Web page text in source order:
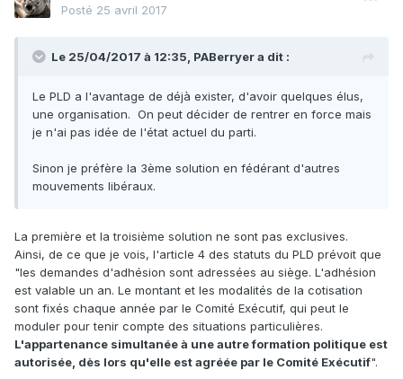
Posté 25 avril 2017
Le 25/04/2017 à 12:35, PABerryera dit :
Le PLD a l'avantage de déjà exister, d'avoir quelques élus,
une organisation. On peut décider de rentrer en force mais
je n'ai pas idée de l'état actuel du parti.
Sinon je préfère la 3ème solution en fédérant d'autres
mouvements libéraux.
La première et la troisième solution ne sont pas exclusives.
Ainsi, de ce que je vois, l'article 4 des statuts du PLD prévoit que
"les demandes d'adhésion sont adressées au siège. L'adhésion
est valable un an. Le montant et les modalités de la cotisation
sont fixés chaque année par le Comité Exécutif, qui peut le
moduler pour tenir compte des situations particulières.
L'appartenance simultanée à une autre formation politique est
autorisée, dès lors qu'elle est agréée par le Comité Exécutif".